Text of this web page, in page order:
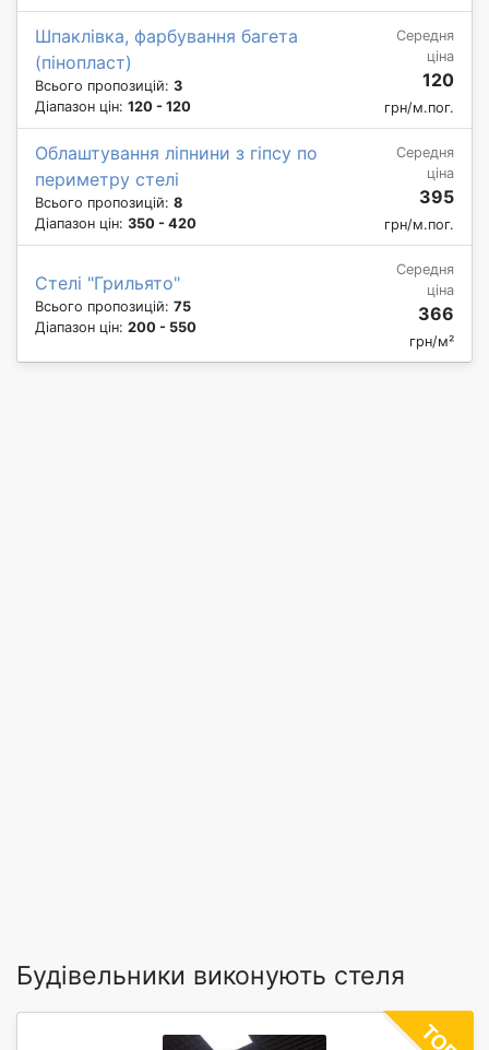
Шпаклівка, фарбування багета
(пінопласт)
Всього пропозицій: 3
Діапазон цін: 120 - 120
Середня
ціна
120
грн/м.пог.
Облаштування ліпнини з гіпсу по
периметру стелі
Всього пропозицій: 8
Діапазон цін: 350 - 420
Середня
ціна
395
грн/м.пог.
Стелі "Грильято"
Всього пропозицій: 75
Діапазон цін: 200 - 550
Середня
ціна
366
грн/м²
Будівельники виконують стеля